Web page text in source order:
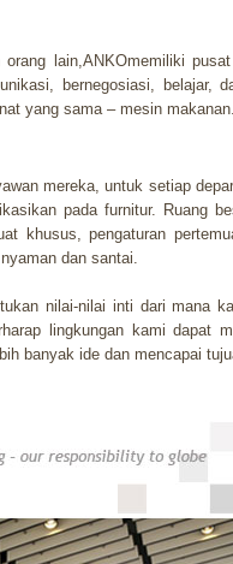
orang lain,ANKOmemiliki
bernegosiasi, belajar,
yang sama – mesin makanan.
mereka, untuk setiap
pada furnitur. Ruang
khusus, pengaturan
dan santai.
nilai-nilai inti dari mana
lingkungan kami dapat
banyak ide dan mencapai